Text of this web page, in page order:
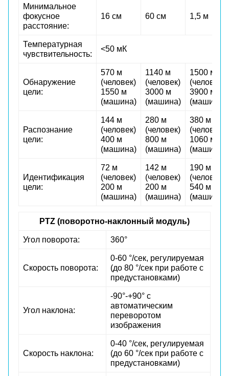
Минимальное
фокусное
расстояние:
16 см 60 см 1,5 м
Температурная
чувствительность:
<50 мК
Обнаружение
цели:
570 м
(человек)
1550 м
(машина)
1140 м
(человек)
3000 м
(машина)
1500 м
(человек)
3900 м
(машина)
Распознание
цели:
144 м
(человек)
400 м
(машина)
280 м
(человек)
800 м
(машина)
380 м
(человек)
1060 м
(машина)
Идентификация
цели:
72 м
(человек)
200 м
(машина)
142 м
(человек)
200 м
(машина)
190 м
(человек)
540 м
(машина)
PTZ (поворотно-наклонный модуль)
Угол поворота: 360°
Скорость поворота:
0-60 °/сек, регулируемая
(до 80 °/сек при работе с
предустановками)
Угол наклона:
-90°-+90° с
автоматическим
переворотом
изображения
Скорость наклона:
0-40 °/сек, регулируемая
(до 60 °/сек при работе с
предустановками)